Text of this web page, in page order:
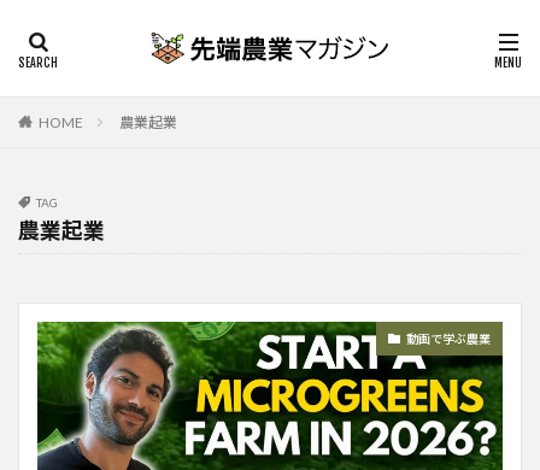
HOME 農業起業
TAG
農業起業
動画で学ぶ農業